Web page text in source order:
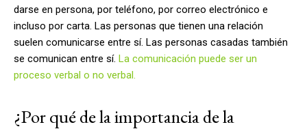
darse en persona, por teléfono, por correo electrónico e
incluso por carta. Las personas que tienen una relación
suelen comunicarse entre sí. Las personas casadas también
se comunican entre sí. La comunicación puede ser un
proceso verbal o no verbal.
¿Por qué de la importancia de la